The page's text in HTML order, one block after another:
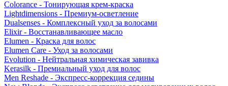
Colorance - Тонирующая крем-краска
Lightdimensions - Премиум-осветление
Dualsenses - Комплексный уход за волосами
Elixir - Восстанавливающее масло
Elumen - Краска для волос
Elumen Care - Уход за волосами
Evolution - Нейтральная химическая завивка
Kerasilk - Премиальный уход для волос
Men Reshade - Экспресс-коррекция седины